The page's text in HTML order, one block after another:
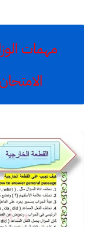
مهمات
الامتحان